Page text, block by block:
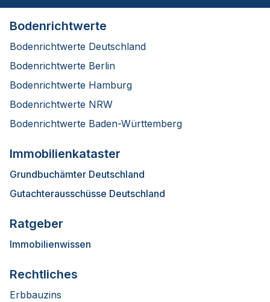
Bodenrichtwerte
Bodenrichtwerte Deutschland
Bodenrichtwerte Berlin
Bodenrichtwerte Hamburg
Bodenrichtwerte NRW
Bodenrichtwerte Baden-Württemberg
Immobilienkataster
Grundbuchämter Deutschland
Gutachterausschüsse Deutschland
Ratgeber
Immobilienwissen
Rechtliches
Erbbauzins